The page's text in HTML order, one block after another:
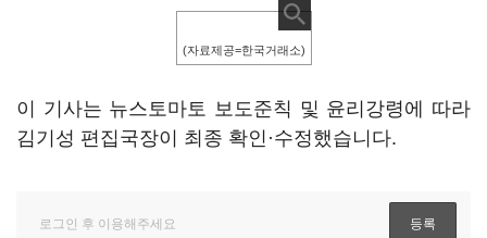
(자료제공=한국거래소)
이 기사는 뉴스토마토 보도준칙 및 윤리강령에 따라
김기성 편집국장이 최종 확인·수정했습니다.